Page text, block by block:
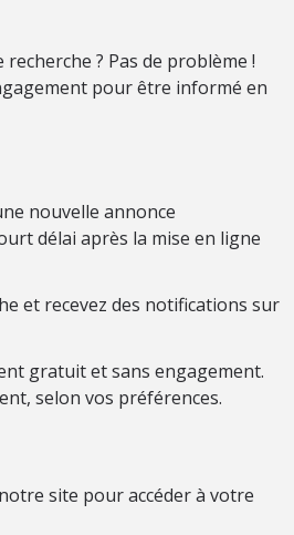
? Pas de problème !
pour être informé en
nouvelle annonce
délai après la mise en ligne
et recevez des notifications sur
gratuit et sans engagement.
selon vos préférences.
site pour accéder à votre